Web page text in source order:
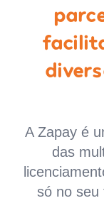
A Zapay é
das
só no seu